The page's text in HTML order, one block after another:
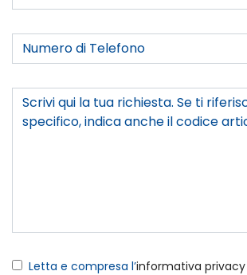
Letta e compresa l’informativa privacy